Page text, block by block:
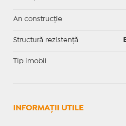
An construcție
Structură rezistență
Tip imobil
INFORMAŢII UTILE